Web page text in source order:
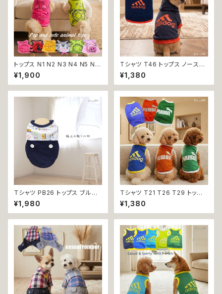
トップス N1 N2 N3 N4 N5 N6
うさぎ てんとう虫 ひよこ しまう
ま かめ ぶた ポケット ビビット
ドッグウェア dog 犬 猫 ペット
服 オシャレ かわいい 小型犬 返
¥1,900
Tシャツ T46 トップス ノースリ
ーブ ネイビー×オレンジ 紺 橙
スポーティー フード 帽子 犬 猫
ペット 犬服 猫服 犬の服 猫の服
¥1,380
Ｔシャツ PB26 トップス ブルー
野球 くま ドックウェア 小型犬
犬 猫 dog cat ペット 服 犬服
返品交換不可
¥1,980
Ｔシャツ T21 T26 T29 トップ
ス ノースリーブ メッシュ 夏 蒸
れにくい 犬 猫 ペット 犬の服 猫
の服 犬服 猫服 返品交換不可
¥1,380